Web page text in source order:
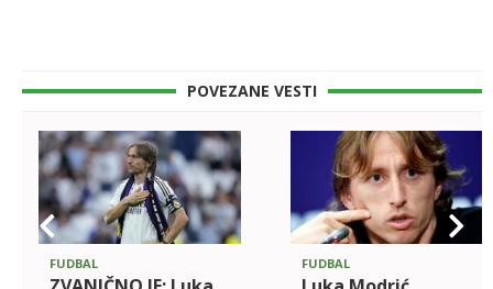
POVEZANE VESTI
FUDBAL FUDBAL